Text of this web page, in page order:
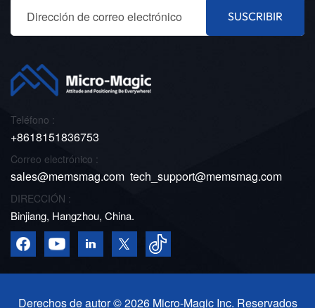
SUSCRIBIR
Teléfono :
+8618151836753
Correo electrónico :
sales@memsmag.com tech_support@memsmag.com
DIRECCIÓN :
Binjiang, Hangzhou, China.
Derechos de autor © 2026 Micro-Magic Inc. Reservados